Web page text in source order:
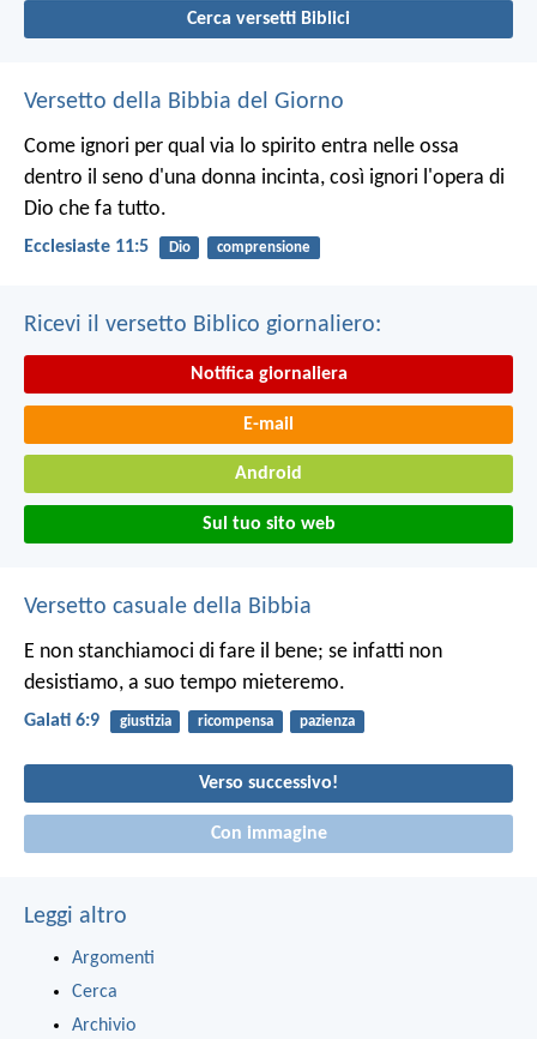
Cerca versetti Biblici
Versetto della Bibbia del Giorno
Come ignori per qual via lo spirito entra nelle ossa
dentro il seno d'una donna incinta, così ignori l'opera di
Dio che fa tutto.
Ecclesiaste 11:5 Dio comprensione
Ricevi il versetto Biblico giornaliero:
Notifica giornaliera
E-mail
Android
Sul tuo sito web
Versetto casuale della Bibbia
E non stanchiamoci di fare il bene; se infatti non
desistiamo, a suo tempo mieteremo.
Galati 6:9 giustizia ricompensa pazienza
Verso successivo!
Con immagine
Leggi altro
Argomenti
Cerca
Archivio